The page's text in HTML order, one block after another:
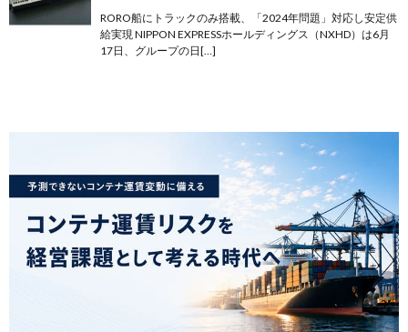
RORO船にトラックのみ搭載、「2024年問題」対応し安定供
給実現 NIPPON EXPRESSホールディングス（NXHD）は6月
17日、グループの日[…]